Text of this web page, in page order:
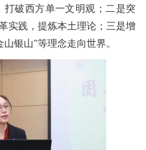
破西方单一文明观；二是突
实践，提炼本土理论；三是增
银山”等理念走向世界。